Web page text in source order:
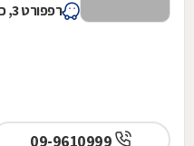
רפפורט 3, כפר סבא